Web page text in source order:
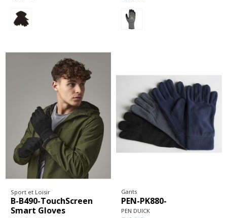
Sport et Loisir
B-B490-TouchScreen
Smart Gloves
Gants
PEN-PK880-
PEN DUICK